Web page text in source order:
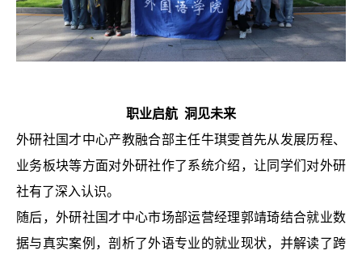
职业启航 洞见未来
外研社国才中心产教融合部主任牛琪雯首先从发展历程、
业务板块等方面对外研社作了系统介绍，让同学们对外研
社有了深入认识。
随后，外研社国才中心市场部运营经理郭靖琦结合就业数
据与真实案例，剖析了外语专业的就业现状，并解读了跨